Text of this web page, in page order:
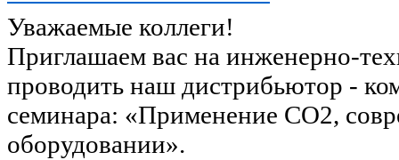
Уважаемые коллеги!
Приглашаем вас на инженерно-
проводить наш дистрибьютор -
семинара: «Применение СО2,
оборудовании».